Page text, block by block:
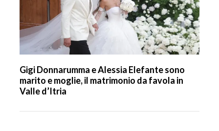
Gigi Donnarumma e Alessia Elefante sono
marito e moglie, il matrimonio da favola in
Valle d’Itria